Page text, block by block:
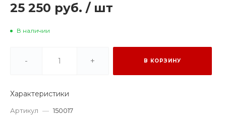
25 250 руб. / шт
В наличии
- + В КОРЗИНУ
Характеристики
Артикул — 150017